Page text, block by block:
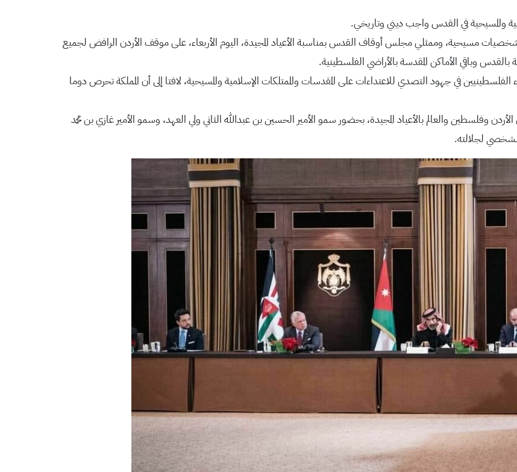
والمسيحية في القدس واجب ديني وتاريخي.
مسيحية، وممثلي مجلس أوقاف القدس بمناسبة الأعياد المجيدة، اليوم الأربعاء، على موقف الأردن الرافض لجميع
بالقدس وباقي الأماكن المقدسة بالأراضي الفلسطينية.
الفلسطينيين في جهود التصدي للاعتداءات على المقدسات والممتلكات الإسلامية والمسيحية، لافتا إلى أن المملكة تحرص دوما
وفلسطين والعالم بالأعياد المجيدة، بحضور سمو الأمير الحسين بن عبدالله الثاني ولي العهد، وسمو الأمير غازي بن محمد
لجلالته.